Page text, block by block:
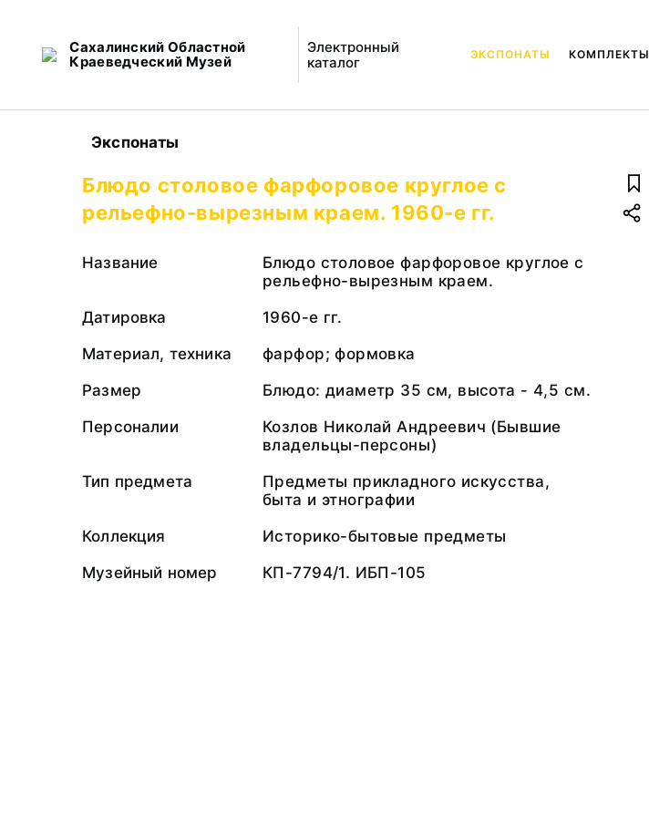
Сахалинский Областной
Краеведческий Музей
Электронный
каталог
ЭКСПОНАТЫ КОМПЛЕКТЫ
Экспонаты
Блюдо столовое фарфоровое круглое с
рельефно-вырезным краем. 1960-е гг.
Название
Блюдо столовое фарфоровое круглое с
рельефно-вырезным краем.
Датировка
1960-е гг.
Материал, техника
фарфор; формовка
Размер
Блюдо: диаметр 35 см, высота - 4,5 см.
Персоналии
Козлов Николай Андреевич (Бывшие
владельцы-персоны)
Тип предмета
Предметы прикладного искусства,
быта и этнографии
Коллекция
Историко-бытовые предметы
Музейный номер
КП-7794/1. ИБП-105